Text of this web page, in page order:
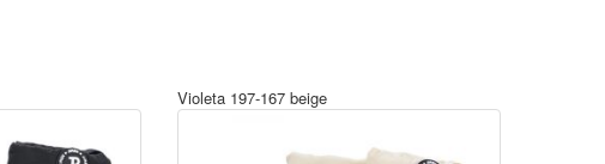
Violeta 197-167 beige